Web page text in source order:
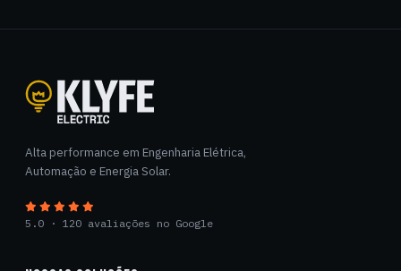
Klyfe Electric
Alta performance em Engenharia Elétrica,
Automação e Energia Solar.
5.0 · 120 avaliações no Google